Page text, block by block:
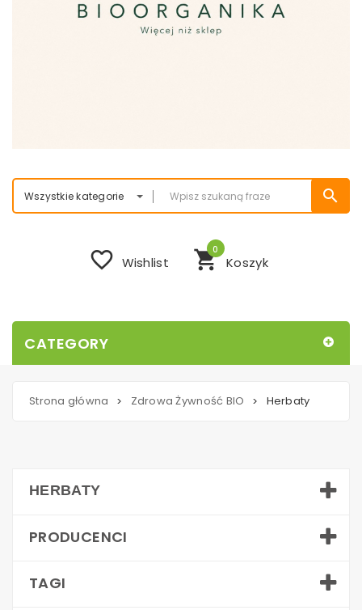
Wszystkie kategorie search
shopping_cart Koszyk
0
favorite_border Wishlist
CATEGORY
Strona główna > Zdrowa Żywność BIO > Herbaty
HERBATY
PRODUCENCI
TAGI